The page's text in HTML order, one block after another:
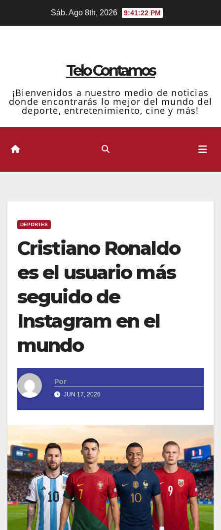
Sáb. Ago 8th, 2026 9:41:23 PM
Telo Contamos
¡Bienvenidos a nuestro medio de noticias
donde encontrarás lo mejor del mundo del
deporte, entretenimiento, cine y más!
DEPORTES
Cristiano Ronaldo
es el usuario más
seguido de
Instagram en el
mundo
Por
JUN 17, 2026